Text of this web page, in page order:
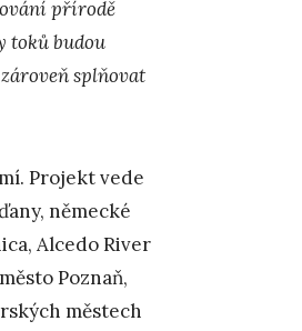
přírodě
toků budou
splňovat
Projekt vede
německé
Alcedo River
Poznaň,
městech